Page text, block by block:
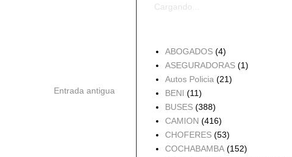
Entrada antigua
Cargando...
ABOGADOS (4)
ASEGURADORAS (1)
Autos Policia (21)
BENI (11)
BUSES (388)
CAMION (416)
CHOFERES (53)
COCHABAMBA (152)